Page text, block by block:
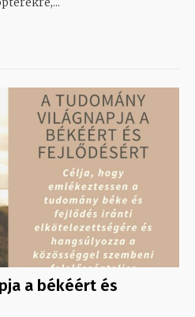
a békéért és